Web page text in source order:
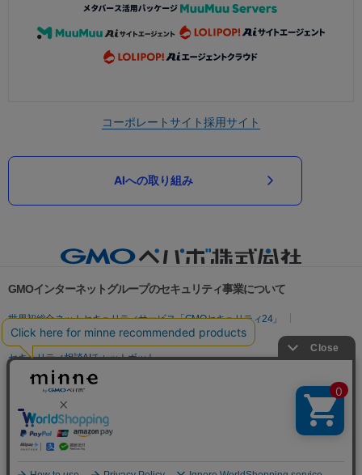
コーポレートサイト採用サイト
AIへの取り組み
GMOインターネットグループのセキュリティ事業について
世界初総合ネットセキュリティサービス「GMOセキュリティ24」
パスワード漏洩診断
Webサイトリスク診断
セキュリティ相談AIチャットボット
実在証明・盗聴対策
サイバー攻撃対策（GMO Flatt Security）
セキュリティ事業の軌跡